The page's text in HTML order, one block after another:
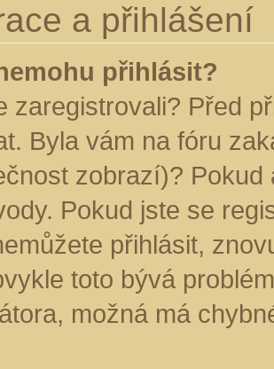
a přihlášení
přihlásit?
zaregistrovali? Před
Byla vám na fóru
zobrazí)?
Pokud jste se
přihlásit,
toto bývá
možná má